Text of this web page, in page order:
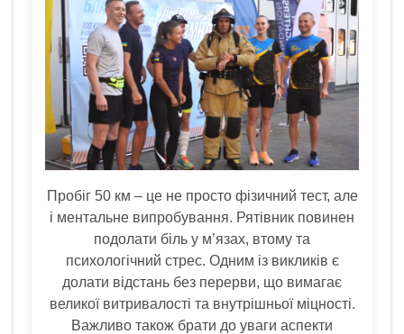
Пробіг 50 км – це не просто фізичний тест, але
і ментальне випробування. Рятівник повинен
подолати біль у м’язах, втому та
психологічний стрес. Одним із викликів є
долати відстань без перерви, що вимагає
великої витривалості та внутрішньої міцності.
Важливо також брати до уваги аспекти